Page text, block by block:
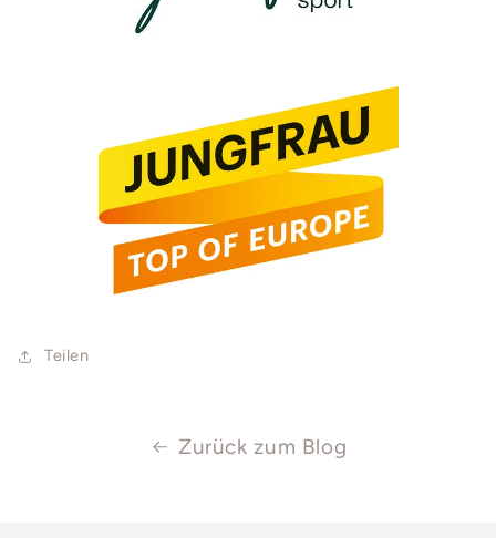
Teilen
Zurück zum Blog